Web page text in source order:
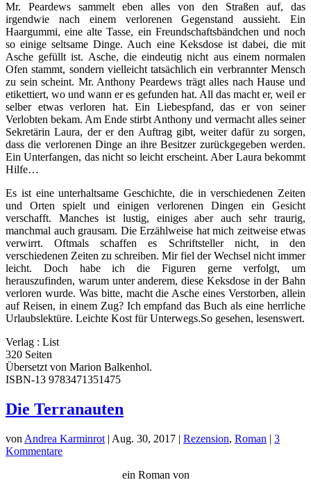
Mr. Peardews sammelt eben alles von den Straßen auf, das
irgendwie nach einem verlorenen Gegenstand aussieht. Ein
Haargummi, eine alte Tasse, ein Freundschaftsbändchen und noch
so einige seltsame Dinge. Auch eine Keksdose ist dabei, die mit
Asche gefüllt ist. Asche, die eindeutig nicht aus einem normalen
Ofen stammt, sondern vielleicht tatsächlich ein verbrannter Mensch
zu sein scheint. Mr. Anthony Peardews trägt alles nach Hause und
etikettiert, wo und wann er es gefunden hat. All das macht er, weil er
selber etwas verloren hat. Ein Liebespfand, das er von seiner
Verlobten bekam. Am Ende stirbt Anthony und vermacht alles seiner
Sekretärin Laura, der er den Auftrag gibt, weiter dafür zu sorgen,
dass die verlorenen Dinge an ihre Besitzer zurückgegeben werden.
Ein Unterfangen, das nicht so leicht erscheint. Aber Laura bekommt
Hilfe…
Es ist eine unterhaltsame Geschichte, die in verschiedenen Zeiten
und Orten spielt und einigen verlorenen Dingen ein Gesicht
verschafft. Manches ist lustig, einiges aber auch sehr traurig,
manchmal auch grausam. Die Erzählweise hat mich zeitweise etwas
verwirrt. Oftmals schaffen es Schriftsteller nicht, in den
verschiedenen Zeiten zu schreiben. Mir fiel der Wechsel nicht immer
leicht. Doch habe ich die Figuren gerne verfolgt, um
herauszufinden, warum unter anderem, diese Keksdose in der Bahn
verloren wurde. Was bitte, macht die Asche eines Verstorben, allein
auf Reisen, in einem Zug? Ich empfand das Buch als eine herrliche
Urlaubslektüre. Leichte Kost für Unterwegs.So gesehen, lesenswert.
Verlag : List
320 Seiten
Übersetzt von Marion Balkenhol.
ISBN-13 9783471351475
Die Terranauten
von Andrea Karminrot | Aug. 30, 2017 | Rezension, Roman | 3
Kommentare
ein Roman von